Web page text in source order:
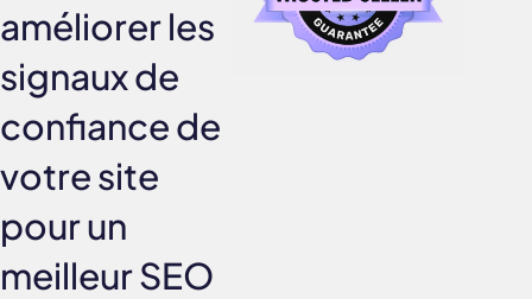
améliorer les
signaux de
confiance de
votre site
pour un
meilleur SEO